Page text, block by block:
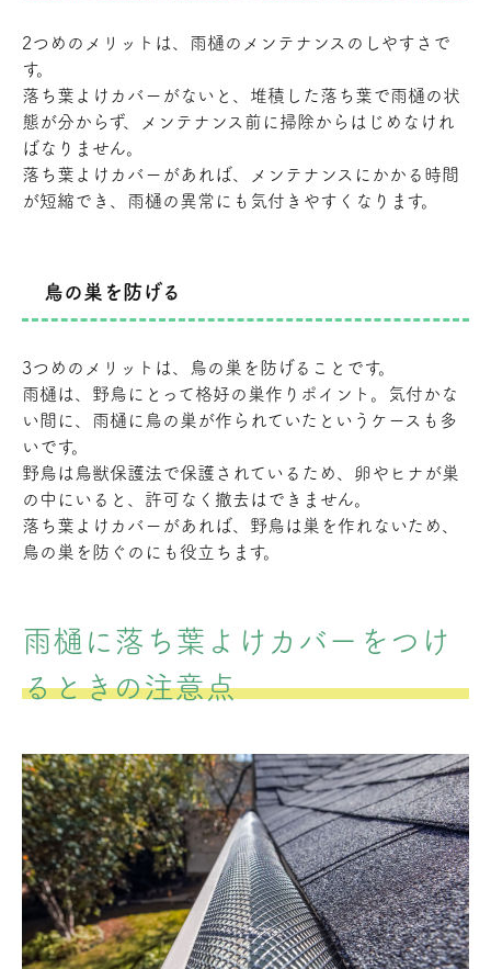
2つめのメリットは、雨樋のメンテナンスのしやすさで
す。
落ち葉よけカバーがないと、堆積した落ち葉で雨樋の状
態が分からず、メンテナンス前に掃除からはじめなけれ
ばなりません。
落ち葉よけカバーがあれば、メンテナンスにかかる時間
が短縮でき、雨樋の異常にも気付きやすくなります。
鳥の巣を防げる
3つめのメリットは、鳥の巣を防げることです。
雨樋は、野鳥にとって格好の巣作りポイント。気付かな
い間に、雨樋に鳥の巣が作られていたというケースも多
いです。
野鳥は鳥獣保護法で保護されているため、卵やヒナが巣
の中にいると、許可なく撤去はできません。
落ち葉よけカバーがあれば、野鳥は巣を作れないため、
鳥の巣を防ぐのにも役立ちます。
雨樋に落ち葉よけカバーをつけ
るときの注意点